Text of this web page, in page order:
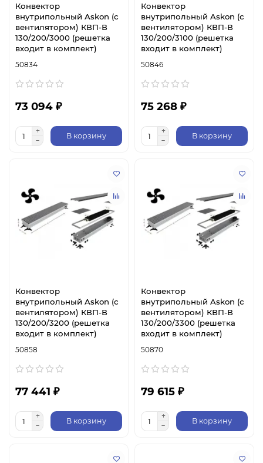
Конвектор
внутрипольный Askon (с
вентилятором) КВП-В
130/200/3000 (решетка
входит в комплект)
50834
73 094 ₽
В корзину
Конвектор
внутрипольный Askon (с
вентилятором) КВП-В
130/200/3100 (решетка
входит в комплект)
50846
75 268 ₽
В корзину
Конвектор
внутрипольный Askon (с
вентилятором) КВП-В
130/200/3200 (решетка
входит в комплект)
50858
77 441 ₽
В корзину
Конвектор
внутрипольный Askon (с
вентилятором) КВП-В
130/200/3300 (решетка
входит в комплект)
50870
79 615 ₽
В корзину